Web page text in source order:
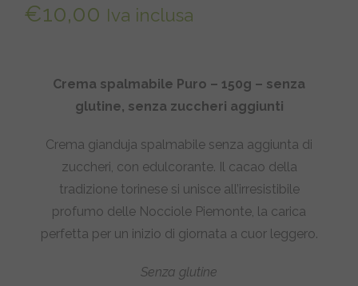
€10,00 Iva inclusa
Crema spalmabile Puro – 150g – senza
glutine, senza zuccheri aggiunti
Crema gianduja spalmabile senza aggiunta di
zuccheri, con edulcorante. Il cacao della
tradizione torinese si unisce all’irresistibile
profumo delle Nocciole Piemonte, la carica
perfetta per un inizio di giornata a cuor leggero.
Senza glutine